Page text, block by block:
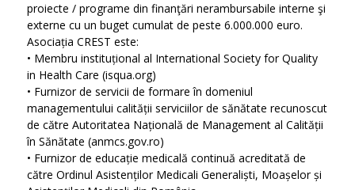
proiecte / programe din finanţări nerambursabile interne şi
externe cu un buget cumulat de peste 6.000.000 euro.
Asociația CREST este:
• Membru instituțional al International Society for Quality
in Health Care (isqua.org)
• Furnizor de servicii de formare în domeniul
managementului calității serviciilor de sănătate recunoscut
de către Autoritatea Națională de Management al Calității
în Sănătate (anmcs.gov.ro)
• Furnizor de educație medicală continuă acreditată de
către Ordinul Asistenților Medicali Generaliști, Moașelor și